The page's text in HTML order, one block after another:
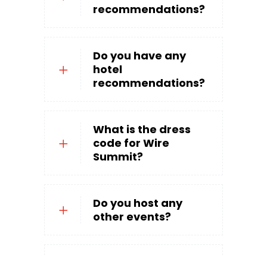
recommendations?
Do you have any
hotel
recommendations?
What is the dress
code for Wire
Summit?
Do you host any
other events?